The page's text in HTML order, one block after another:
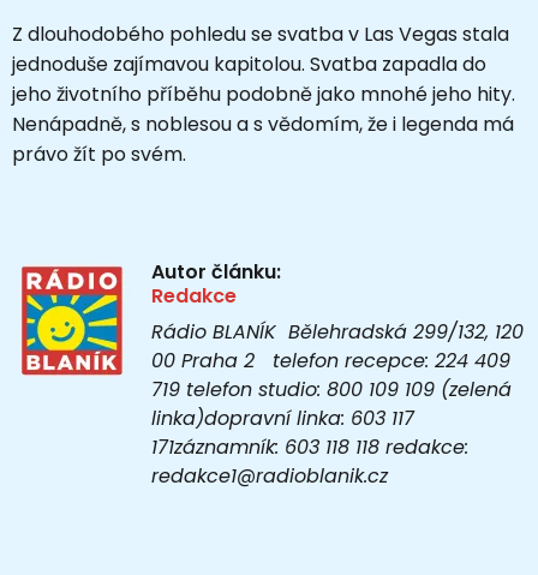
Z dlouhodobého pohledu se svatba v Las Vegas stala
jednoduše zajímavou kapitolou. Svatba zapadla do
jeho životního příběhu podobně jako mnohé jeho hity.
Nenápadně, s noblesou a s vědomím, že i legenda má
právo žít po svém.
Autor článku:
Redakce
Rádio BLANÍK Bělehradská 299/132, 120
00 Praha 2 telefon recepce: 224 409
719 telefon studio: 800 109 109 (zelená
linka)dopravní linka: 603 117
171záznamník: 603 118 118 redakce:
redakce1@radioblanik.cz